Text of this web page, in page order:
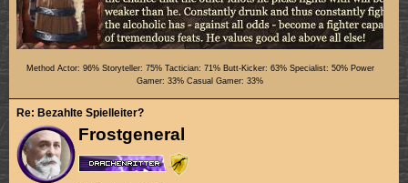
Method Actor: 96% Storyteller: 75% Tactician: 71% Butt-Kicker: 63% Specialist: 50% Power
Gamer: 33% Casual Gamer: 33%
Frostgeneral
Re: Bezahlte Spielleiter?